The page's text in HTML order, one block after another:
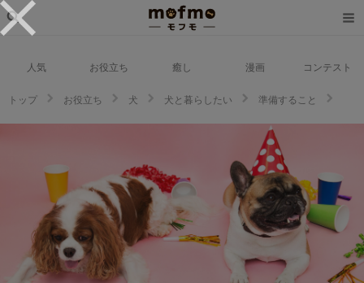
人気 お役立ち 癒し 漫画 コンテスト
トップ お役立ち 犬 犬と暮らしたい
準備すること